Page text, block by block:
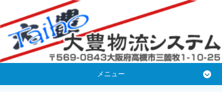
メニュー